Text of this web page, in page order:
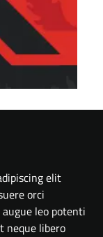
elit
orci
augue leo potenti
neque libero